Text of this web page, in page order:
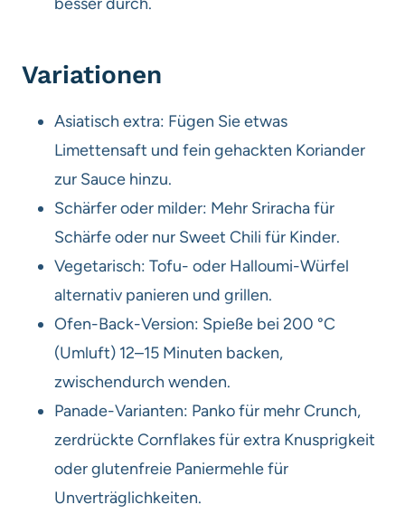
Variationen
Asiatisch extra: Fügen Sie etwas
Limettensaft und fein gehackten Koriander
zur Sauce hinzu.
Schärfer oder milder: Mehr Sriracha für
Schärfe oder nur Sweet Chili für Kinder.
Vegetarisch: Tofu- oder Halloumi-Würfel
alternativ panieren und grillen.
Ofen-Back-Version: Spieße bei 200 °C
(Umluft) 12–15 Minuten backen,
zwischendurch wenden.
Panade-Varianten: Panko für mehr Crunch,
zerdrückte Cornflakes für extra Knusprigkeit
oder glutenfreie Paniermehle für
Unverträglichkeiten.